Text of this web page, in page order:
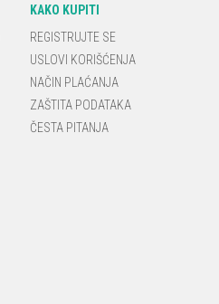
KAKO KUPITI
REGISTRUJTE SE
USLOVI KORIŠĆENJA
NAČIN PLAĆANJA
ZAŠTITA PODATAKA
ČESTA PITANJA